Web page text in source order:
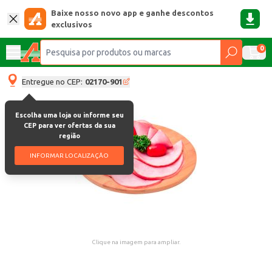
Baixe nosso novo app e ganhe descontos
exclusivos
0
Entregue no CEP: 02170-901
Escolha uma loja ou informe seu
CEP para ver ofertas da sua
região
INFORMAR LOCALIZAÇÃO
Clique na imagem para ampliar.